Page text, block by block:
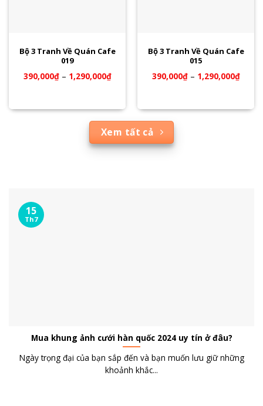
Bộ 3 Tranh Về Quán Cafe
019
390,000₫– 1,290,000₫
Bộ 3 Tranh Về Quán Cafe
015
390,000₫– 1,290,000₫
Xem tất cả
Mua khung ảnh cưới hàn quốc 2024 uy tín ở đâu?
Ngày trọng đại của bạn sắp đến và bạn muốn lưu giữ những
khoảnh khắc...
15
Th7